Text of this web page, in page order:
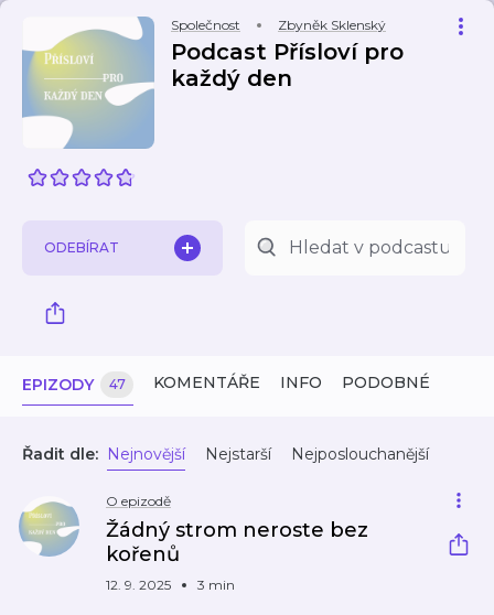
Společnost Zbyněk Sklenský
Podcast Přísloví pro
každý den
ODEBÍRAT
EPIZODY 47 KOMENTÁŘE INFO PODOBNÉ
Řadit dle: Nejnovější Nejstarší Nejposlouchanější
O epizodě
Žádný strom neroste bez
kořenů
12. 9. 2025 3 min